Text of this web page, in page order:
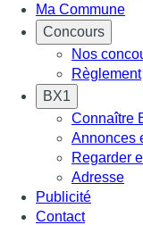
Ma Commune
Concours
Nos
Règlement
BX1
Connaître
Annonces
Regarder
Adresse
Publicité
Contact